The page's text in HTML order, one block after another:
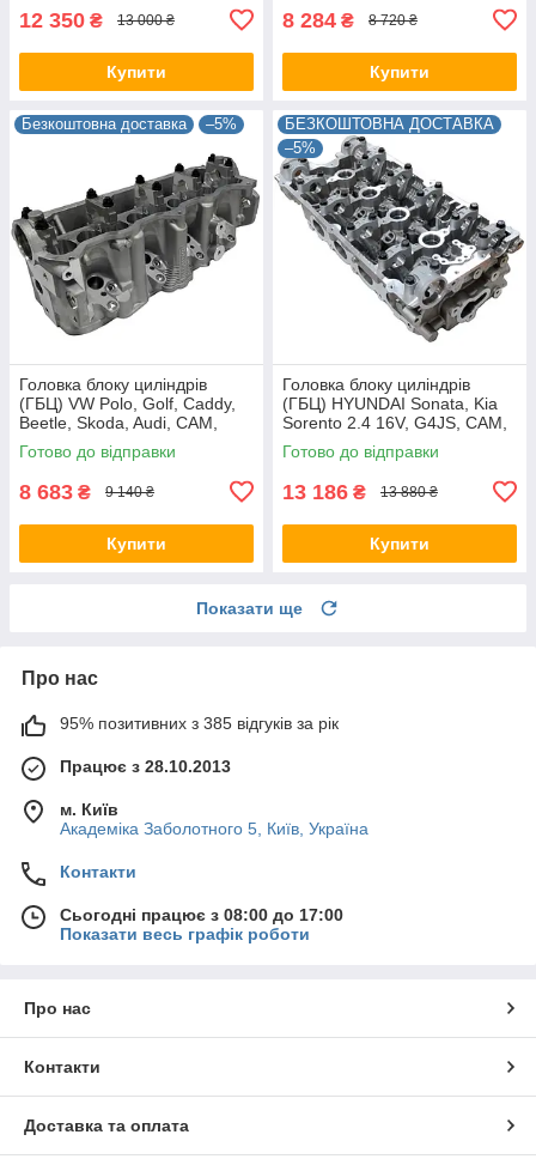
12 350 ₴ 13 000 ₴
Купити
8 284 ₴ 8 720 ₴
Купити
Безкоштовна доставка –5%
Головка блоку циліндрів
(ГБЦ) VW Polo, Golf, Caddy,
Beetle, Skoda, Audi, CAM,
038103351B, AMC 908703
Готово до відправки
8 683 ₴ 9 140 ₴
Купити
БЕЗКОШТОВНА ДОСТАВКА
–5%
Головка блоку циліндрів
(ГБЦ) HYUNDAI Sonata, Kia
Sorento 2.4 16V, G4JS, CAM,
22100-38410
Готово до відправки
13 186 ₴ 13 880 ₴
Купити
Показати ще
Про нас
95% позитивних з 385 відгуків за рік
Працює з 28.10.2013
м. Київ
Академіка Заболотного 5, Київ, Україна
Контакти
Сьогодні працює з 08:00 до 17:00
Показати весь графік роботи
Про нас
Контакти
Доставка та оплата